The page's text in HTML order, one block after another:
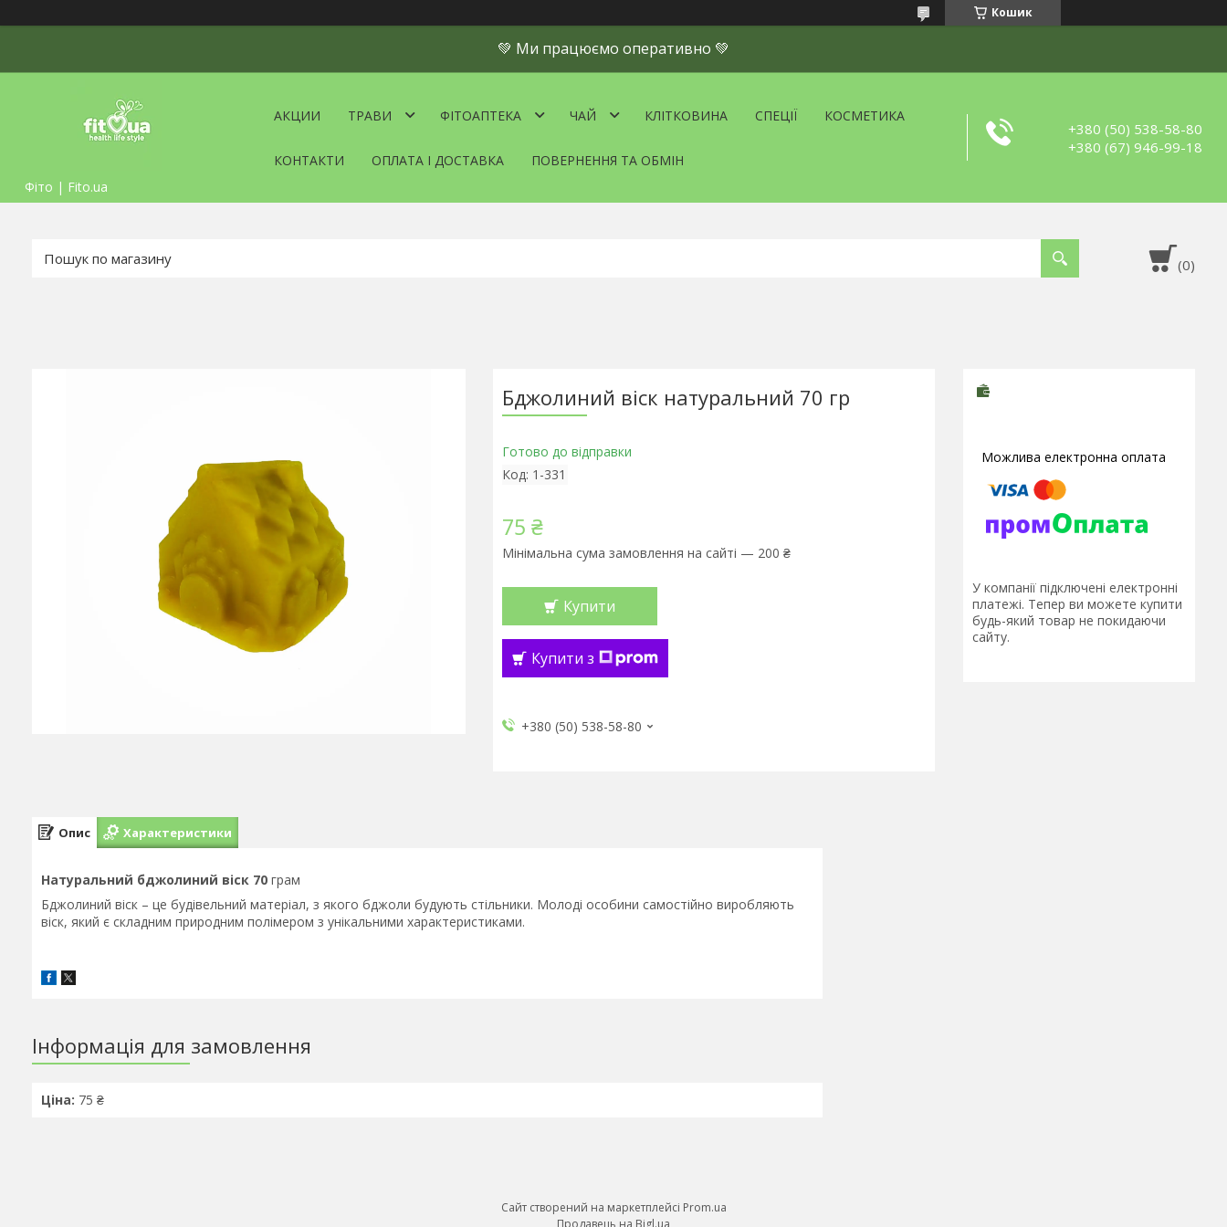
Кошик
💚 Ми працюємо оперативно 💚
Фіто | Fito.ua
АКЦИИ ТРАВИ ФІТОАПТЕКА ЧАЙ КЛІТКОВИНА СПЕЦІЇ КОСМЕТИКА
КОНТАКТИ ОПЛАТА І ДОСТАВКА ПОВЕРНЕННЯ ТА ОБМІН
+380 (50) 538-58-80
+380 (67) 946-99-18
Бджолиний віск натуральний 70 гр
Готово до відправки
Код: 1-331
75 ₴
Мінімальна сума замовлення на сайті — 200 ₴
Купити
Купити з
+380 (50) 538-58-80
У компанії підключені електронні
платежі. Тепер ви можете купити
будь-який товар не покидаючи
сайту.
Опис Характеристики
Натуральний бджолиний віск 70 грам
Бджолиний віск – це будівельний матеріал, з якого бджоли будують стільники. Молоді особини самостійно виробляють
віск, який є складним природним полімером з унікальними характеристиками.
Інформація для замовлення
Ціна: 75 ₴
Сайт створений на маркетплейсі Prom.ua
Продавець на Bigl.ua